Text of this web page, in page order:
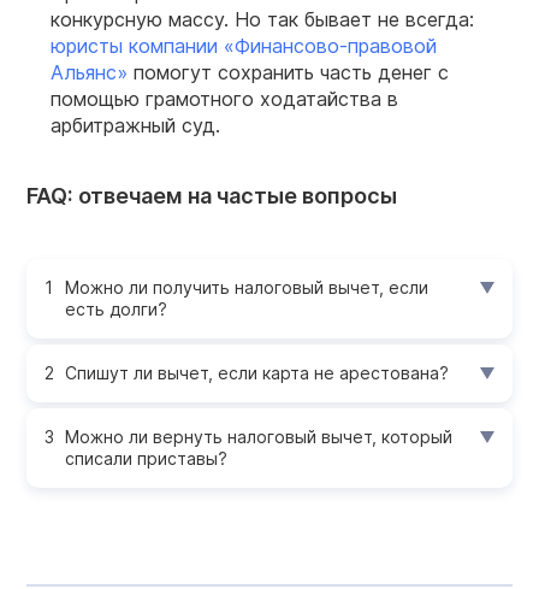
конкурсную массу. Но так бывает не всегда:
юристы компании «Финансово-правовой
Альянс» помогут сохранить часть денег с
помощью грамотного ходатайства в
арбитражный суд.
FAQ: отвечаем на частые вопросы
Можно ли получить налоговый вычет, если
есть долги?
Спишут ли вычет, если карта не арестована?
Можно ли вернуть налоговый вычет, который
списали приставы?